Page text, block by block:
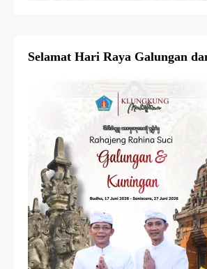
Selamat Hari Raya Galungan